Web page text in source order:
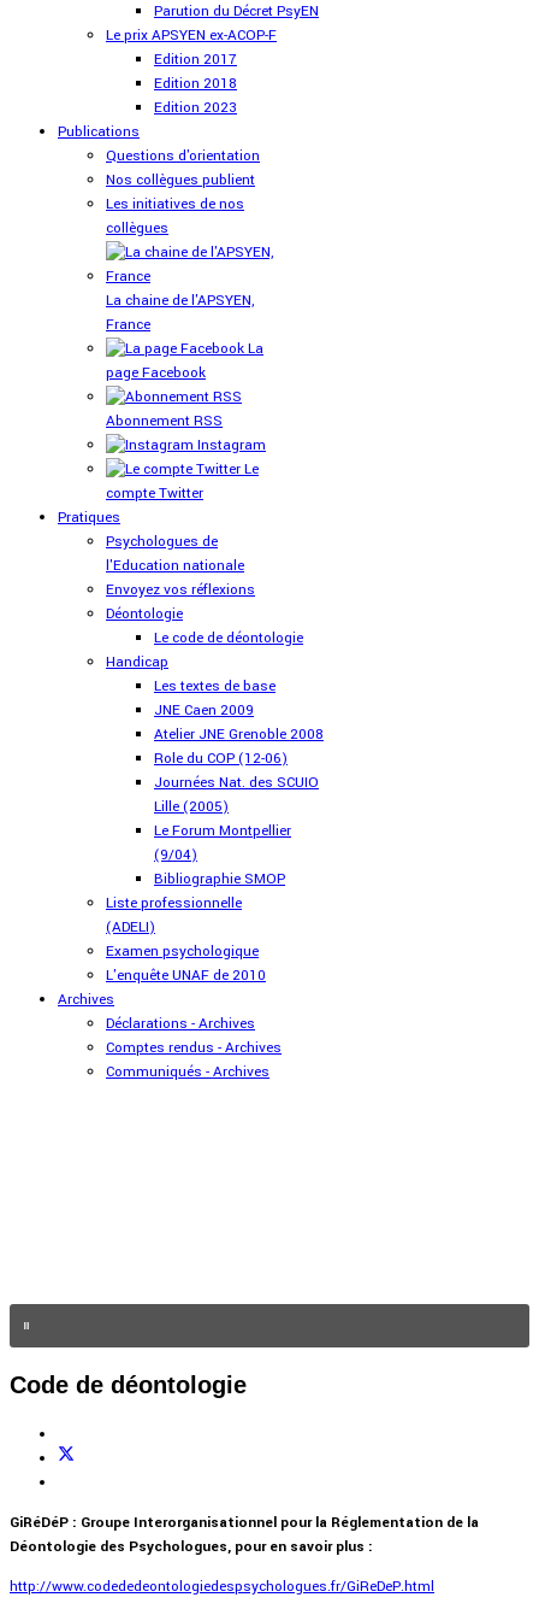
Parution du Décret PsyEN
Le prix APSYEN ex-ACOP-F
Edition 2017
Edition 2018
Edition 2023
Publications
Questions d'orientation
Nos collègues publient
Les initiatives de nos
collègues
La chaine de l'APSYEN,
France
La
page Facebook
Abonnement RSS
Instagram
Le
compte Twitter
Pratiques
Psychologues de
l'Education nationale
Envoyez vos réflexions
Déontologie
Le code de déontologie
Handicap
Les textes de base
JNE Caen 2009
Atelier JNE Grenoble 2008
Role du COP (12-06)
Journées Nat. des SCUIO
Lille (2005)
Le Forum Montpellier
(9/04)
Bibliographie SMOP
Liste professionnelle
(ADELI)
Examen psychologique
L'enquête UNAF de 2010
Archives
Déclarations - Archives
Comptes rendus - Archives
Communiqués - Archives
Code de déontologie
GiRéDéP : Groupe Interorganisationnel pour la Réglementation de la
Déontologie des Psychologues, pour en savoir plus :
http://www.codededeontologiedespsychologues.fr/GiReDeP.html